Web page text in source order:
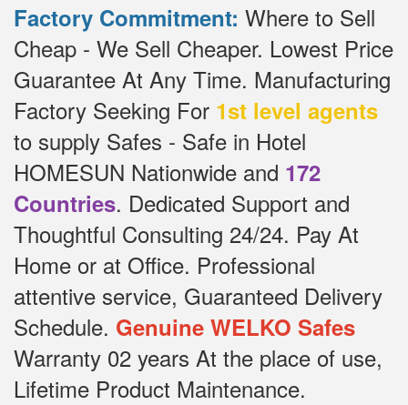
Factory Commitment: Where to Sell
Cheap - We Sell Cheaper. Lowest Price
Guarantee At Any Time. Manufacturing
Factory Seeking For 1st level agents
to supply Safes - Safe in Hotel
HOMESUN Nationwide and 172
Countries. Dedicated Support and
Thoughtful Consulting 24/24. Pay At
Home or at Office. Professional
attentive service, Guaranteed Delivery
Schedule. Genuine WELKO Safes
Warranty 02 years At the place of use,
Lifetime Product Maintenance.